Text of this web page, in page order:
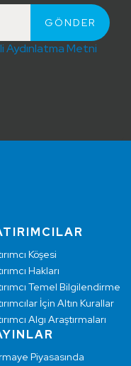
Aydınlatma Metni
Köşesi
Hakları
Temel Bilgilendirme
İçin Altın Kurallar
Algı Araştırmaları
Piyasasında